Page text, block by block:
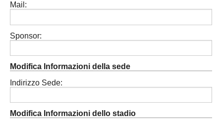
SIENA
Amatori AICS Lucca
Mail:
Sponsor:
Modifica Informazioni della sede
Indirizzo Sede:
Modifica Informazioni dello stadio